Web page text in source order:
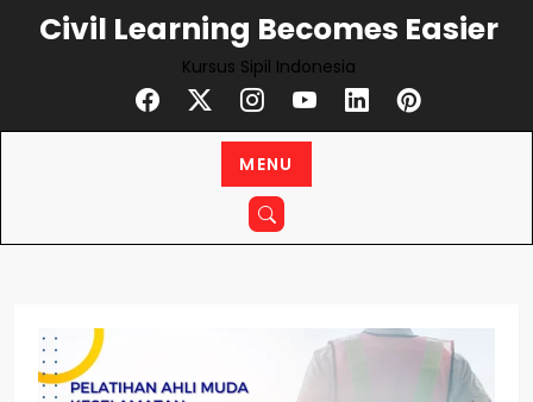
Civil Learning Becomes Easier
Kursus Sipil Indonesia
MENU